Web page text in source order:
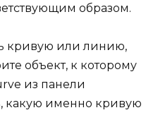
образом.
кривую или линию,
объект, к которому
из панели
какую именно кривую